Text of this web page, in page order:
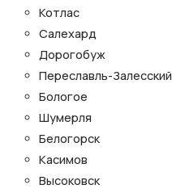
Котлас
Салехард
Дорогобуж
Переславль-Залесский
Бологое
Шумерля
Белогорск
Касимов
Высоковск